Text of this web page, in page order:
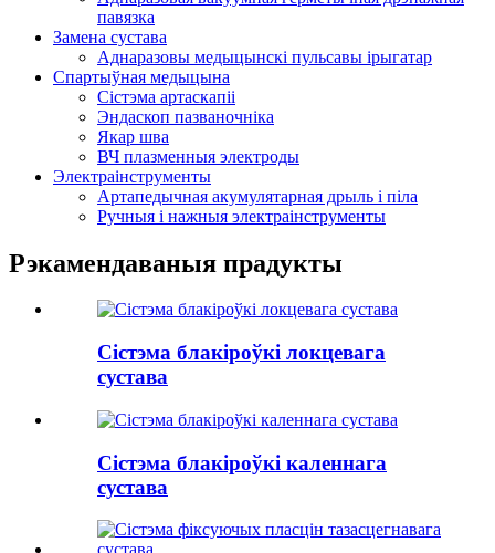
павязка
Замена сустава
Аднаразовы медыцынскі пульсавы ірыгатар
Спартыўная медыцына
Сістэма артаскапіі
Эндаскоп пазваночніка
Якар шва
ВЧ плазменныя электроды
Электраінструменты
Артапедычная акумулятарная дрыль і піла
Ручныя і нажныя электраінструменты
Рэкамендаваныя прадукты
Сістэма блакіроўкі локцевага
сустава
Сістэма блакіроўкі каленнага
сустава